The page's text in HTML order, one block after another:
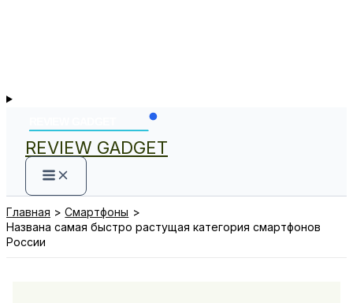
REVIEW GADGET
Главная
Смартфоны
Названа самая быстро растущая категория смартфонов
России